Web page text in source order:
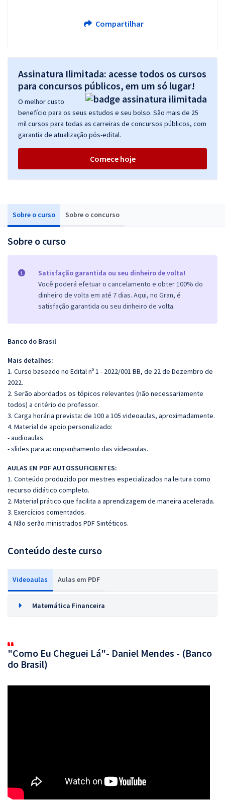
Sobre o curso Sobre o concurso
Sobre o curso
Satisfação garantida ou seu dinheiro de volta!
Você poderá efetuar o cancelamento e obter 100% do
dinheiro de volta em até 7 dias. Aqui, no Gran, é
satisfação garantida ou seu dinheiro de volta.
Banco do Brasil
Mais detalhes:
1. Curso baseado no Edital nº 1 - 2022/001 BB, de 22 de Dezembro de
2022.
2. Serão abordados os tópicos relevantes (não necessariamente
todos) a critério do professor.
3. Carga horária prevista: de 100 a 105 videoaulas, aproximadamente.
4. Material de apoio personalizado:
- audioaulas
- slides para acompanhamento das videoaulas.
AULAS EM PDF AUTOSSUFICIENTES:
1. Conteúdo produzido por mestres especializados na leitura como
recurso didático completo.
2. Material prático que facilita a aprendizagem de maneira acelerada.
3. Exercícios comentados.
4. Não serão ministrados PDF Sintéticos.
Conteúdo deste curso
Videoaulas Aulas em PDF
Matemática Financeira
"Como Eu Cheguei Lá"- Daniel Mendes - (Banco
do Brasil)
Compartilhar
Assinatura Ilimitada: acesse todos os cursos
para concursos públicos, em um só lugar!
O melhor custo
benefício para os seus estudos e seu bolso. São mais de 25
mil cursos para todas as carreiras de concursos públicos, com
garantia de atualização pós-edital.
Comece hoje